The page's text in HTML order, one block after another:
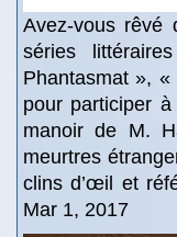
Avez-vous rêvé
séries
Phantasmat »,
pour participer
manoir de M.
meurtres
clins d’œil et
Mar 1, 2017